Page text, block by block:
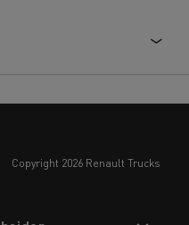
copyright 2026 Renault Trucks